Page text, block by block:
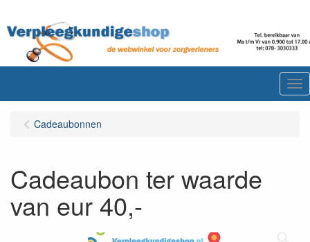
Cadeaubonnen
Cadeaubon ter waarde
van eur 40,-